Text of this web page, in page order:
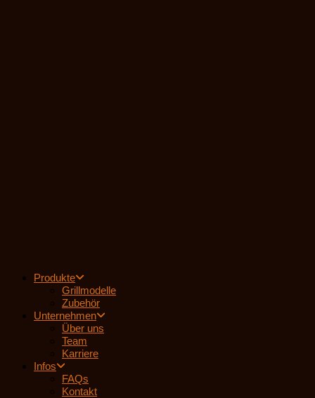
Produkte
Grillmodelle
Zubehör
Unternehmen
Über uns
Team
Karriere
Infos
FAQs
Kontakt